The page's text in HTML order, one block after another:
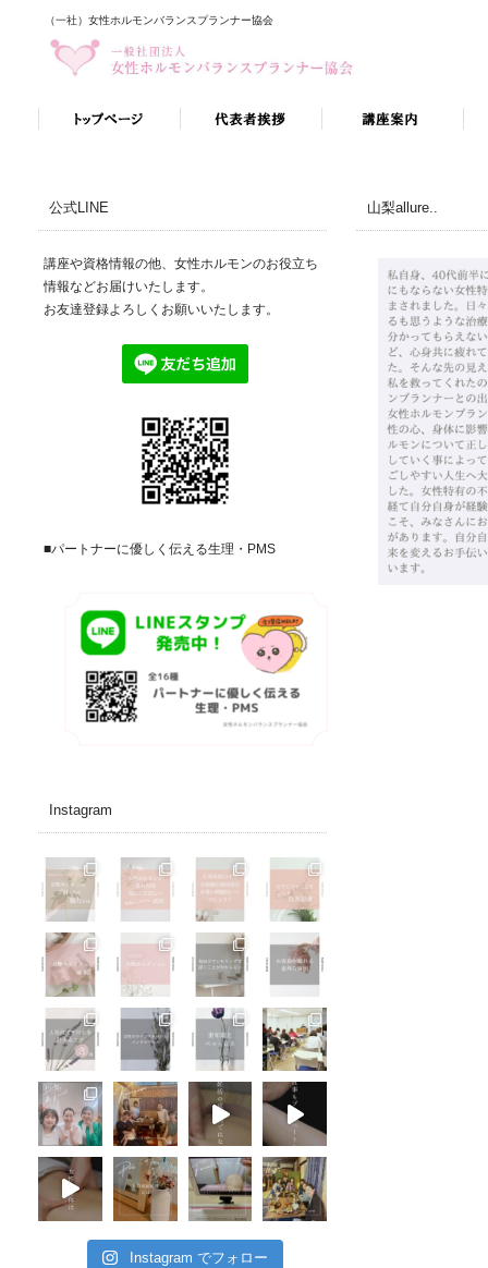
（一社）女性ホルモンバランスプランナー協会
山梨allure..
公式LINE
講座や資格情報の他、女性ホルモンのお役立ち
情報などお届けいたします。
お友達登録よろしくお願いいたします。
■パートナーに優しく伝える生理・PMS
Instagram
Instagram でフォロー